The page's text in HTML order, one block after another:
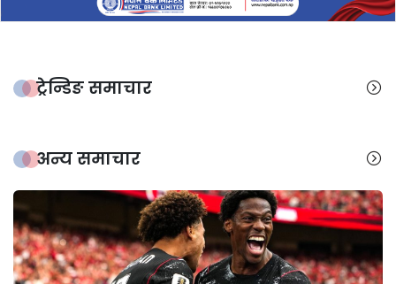
ट्रेन्डिङ समाचार
अन्य समाचार